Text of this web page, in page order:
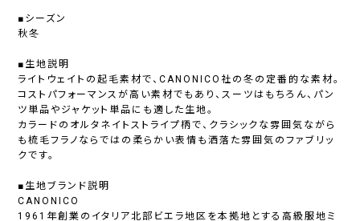
■シーズン
秋冬
■生地説明
ライトウェイトの起毛素材で、CANONICO社の冬の定番的な素材。
コストパフォーマンスが高い素材でもあり、スーツはもちろん、パン
ツ単品やジャケット単品にも適した生地。
カラードのオルタネイトストライプ柄で、クラシックな雰囲気ながら
も梳毛フラノならではの柔らかい表情も洒落た雰囲気のファブリッ
クです。
■生地ブランド説明
CANONICO
1961年創業のイタリア北部ビエラ地区を本拠地とする高級服地ミ